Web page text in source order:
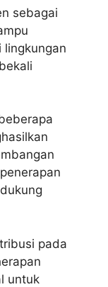
sebagai
lingkungan
pada
untuk